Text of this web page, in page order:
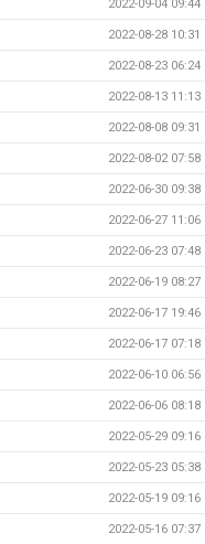
2022-09-04 09:44
2022-08-28 10:31
2022-08-23 06:24
2022-08-13 11:13
2022-08-08 09:31
2022-08-02 07:58
2022-06-30 09:38
2022-06-27 11:06
2022-06-23 07:48
2022-06-19 08:27
2022-06-17 19:46
2022-06-17 07:18
2022-06-10 06:56
2022-06-06 08:18
2022-05-29 09:16
2022-05-23 05:38
2022-05-19 09:16
2022-05-16 07:37